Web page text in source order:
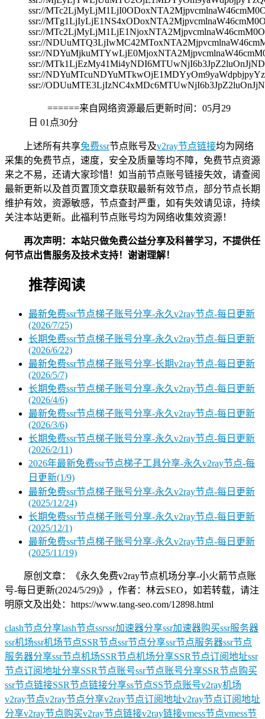
ssr://
ssr://
ssr://
ssr://
ssr://
ssr://
ssr://
ssr://
======来自网络资源最后更新时间： 05月29
日 01点30分
上述所有共享免费ssr节点账号及v2ray节点链接均为网络
采集的免费节点，速度，安全及质量等均不障，免费节点资源
来之不易，还请大家珍惜！如当前节点账号链接失效，请查阅
最新更新以及首页置顶文章获取最新有效节点，部分节点长期
维护有效，资源敏感，节点查封严重，如有失效请见谅，持续
关注本站更新。此福利节点账号均为网络收集效资源！
再次声明：本站只做免费公益分享及科普学习，不提供任
何节点出售服务及技术支持！谢谢理解！
推荐阅读
最新免费ssr节点梯子账号分享-永久v2ray节点-每日更新
(2026/7/25)
长期免费ssr节点梯子账号分享-永久v2ray节点-每日更新
(2026/6/22)
最新免费ssr节点梯子账号分享-长期v2ray节点-每日更新
(2026/5/7)
长期免费ssr节点梯子账号分享-永久v2ray节点-每日更新
(2026/4/6)
最新免费ssr节点梯子账号分享-永久v2ray节点-每日更新
(2026/3/6)
长期免费ssr节点梯子账号分享-永久v2ray节点-每日更新
(2026/2/11)
2026年最新免费ssr节点梯子工具分享-永久v2ray节点-每
日更新(1/9)
最新免费ssr节点梯子账号分享-永久v2ray节点-每日更新
(2025/12/24)
长期免费ssr节点梯子账号分享-永久v2ray节点-每日更新
(2025/12/1)
最新免费ssr节点梯子账号分享-永久v2ray节点-每日更新
(2025/11/19)
原创文章：《永久免费v2ray节点机场分享-小火箭节点账
号-每日更新(2024/5/29)》，作者：林云SEO，如若转载，请注
明原文及出处：https://www.tang-seo.com/12898.html
clash节点分享lash节点ssrssr加速器分享ssr加速器购买ssr服务器
ssr机场ssr机场节点SSR节点ssr节点分享ssr节点服务器ssr节点
服务器分享ssr节点机场SSR节点机场分享SSR节点订阅地址ssr
节点订阅地址分享SSR节点账号ssr节点账号分享SSR节点购买
ssr节点链接SSR节点链接分享ss节点SS节点账号v2ray机场
v2ray节点v2ray节点分享v2ray节点订阅地址v2ray节点订阅地址
分享v2ray节点购买v2ray节点链接v2ray链接vmess节点vmess节